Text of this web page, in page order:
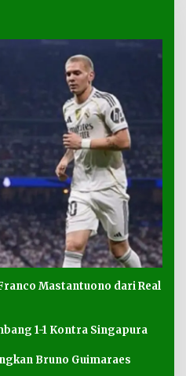
Mastantuono dari Real
1-1 Kontra Singapura
Bruno Guimaraes